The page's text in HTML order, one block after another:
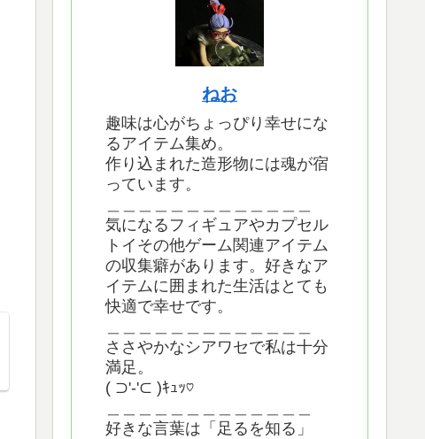
ねお
趣味は心がちょっぴり幸せにな
るアイテム集め。
作り込まれた造形物には魂が宿
っています。
気になるフィギュアやカプセル
トイその他ゲーム関連アイテム
の収集癖があります。好きなア
イテムに囲まれた生活はとても
快適で幸せです。
ささやかなシアワセで私は十分
満足。
( ⊃'-'⊂ )ｷｭｯ♡
好きな言葉は「足るを知る」